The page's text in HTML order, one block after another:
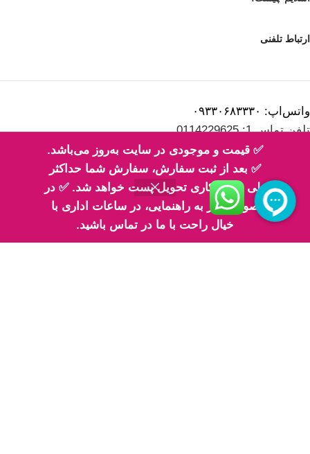
✅ قیمت و موجودی در سایت به‌روز می‌باشد.
✅ بعد از ثبت سفارش، سفارش شما حداکثر
طی 2 روز کاری تحویل پست خواهد شد. ✅ در
صورت نیاز به راهنمایی، در ساعات اداری با
خیال راحت با ما در تماس باشید.
ارتباط تلفنی
واتس‌اپ: ۰۹۳۳۰۶۸۳۳۳۰
تلفن تماس 1: 0114229625
تلفن تماس 2: ۰۹۳۳۰۶۸۳۳۳۰